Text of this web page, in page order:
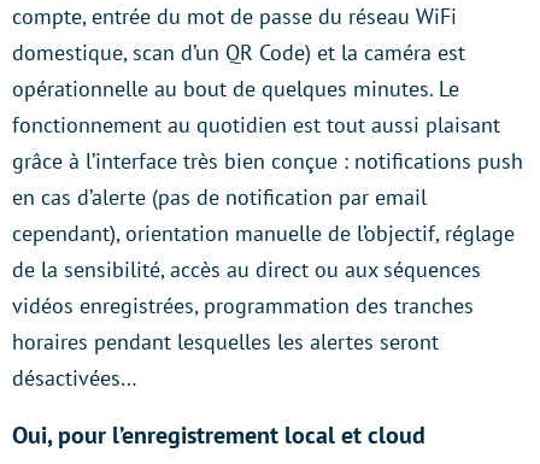
compte, entrée du mot de passe du réseau WiFi
domestique, scan d’un QR Code) et la caméra est
opérationnelle au bout de quelques minutes. Le
fonctionnement au quotidien est tout aussi plaisant
grâce à l’interface très bien conçue : notifications push
en cas d’alerte (pas de notification par email
cependant), orientation manuelle de l’objectif, réglage
de la sensibilité, accès au direct ou aux séquences
vidéos enregistrées, programmation des tranches
horaires pendant lesquelles les alertes seront
désactivées…
Oui, pour l’enregistrement local et cloud